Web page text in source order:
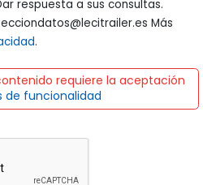
Más
.
requiere la aceptación
de funcionalidad